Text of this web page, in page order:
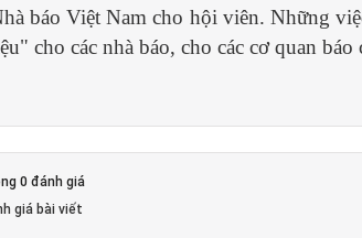
báo Việt Nam cho hội viên. Những
cho các nhà báo, cho các cơ quan báo
0 đánh giá
giá bài viết